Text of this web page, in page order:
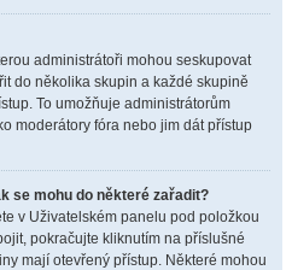
administrátoři mohou seskupovat
do několika skupin a každé skupině
To umožňuje administrátorům
moderátory fóra nebo jim dát přístup
se mohu do některé zařadit?
v Uživatelském panelu pod položkou
pokračujte kliknutím na příslušné
mají otevřený přístup. Některé mohou